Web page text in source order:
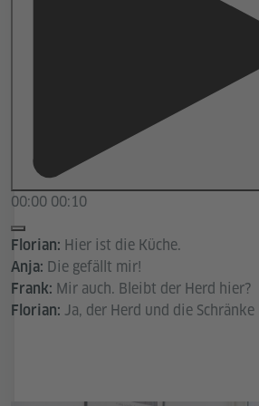
00:00 00:10
Florian: Hier ist die Küche.
Anja: Die gefällt mir!
Frank: Mir auch. Bleibt der Herd hier?
Florian: Ja, der Herd und die